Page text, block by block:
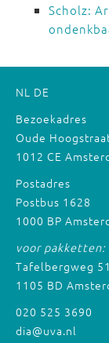
Scholz:
NL DE
Bezoekadres
Oude
1012 CE
Postadres
Postbus 1628
1000 BP
voor pakketten:
Tafelbergweg 51
1105 BD
020 525 3690
dia@uva.nl